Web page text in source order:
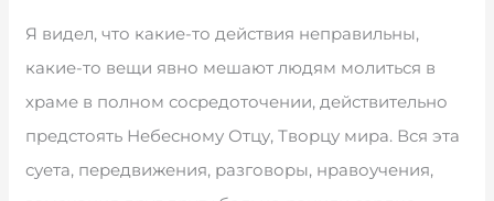
Я видел, что какие-то действия неправильны,
какие-то вещи явно мешают людям молиться в
храме в полном сосредоточении, действительно
предстоять Небесному Отцу, Творцу мира. Вся эта
суета, передвижения, разговоры, нравоучения,